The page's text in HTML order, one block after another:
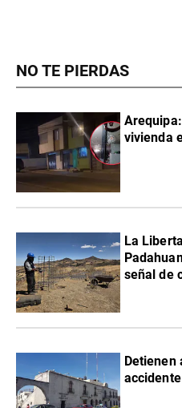
NO TE PIERDAS
vivienda
La
señal de
Detienen